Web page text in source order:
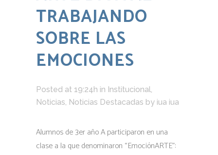
TRABAJANDO
SOBRE LAS
EMOCIONES
Posted at 19:24h in Institucional,
Noticias, Noticias Destacadas by iua iua
Alumnos de 3er año A participaron en una
clase a la que denominaron “EmociónARTE”: